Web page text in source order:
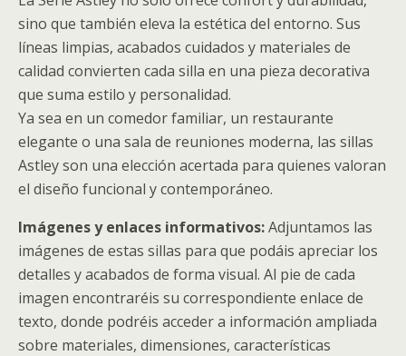
sino que también eleva la estética del entorno. Sus
líneas limpias, acabados cuidados y materiales de
calidad convierten cada silla en una pieza decorativa
que suma estilo y personalidad.
Ya sea en un comedor familiar, un restaurante
elegante o una sala de reuniones moderna, las sillas
Astley son una elección acertada para quienes valoran
el diseño funcional y contemporáneo.
Imágenes y enlaces informativos:Adjuntamos las
imágenes de estas sillas para que podáis apreciar los
detalles y acabados de forma visual. Al pie de cada
imagen encontraréis su correspondiente enlace de
texto, donde podréis acceder a información ampliada
sobre materiales, dimensiones, características